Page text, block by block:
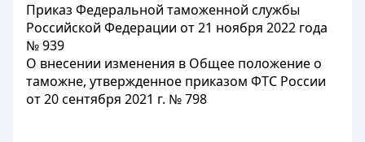
Приказ Федеральной таможенной службы
Российской Федерации от 21 ноября 2022 года
№ 939
О внесении изменения в Общее положение о
таможне, утвержденное приказом ФТС России
от 20 сентября 2021 г. № 798